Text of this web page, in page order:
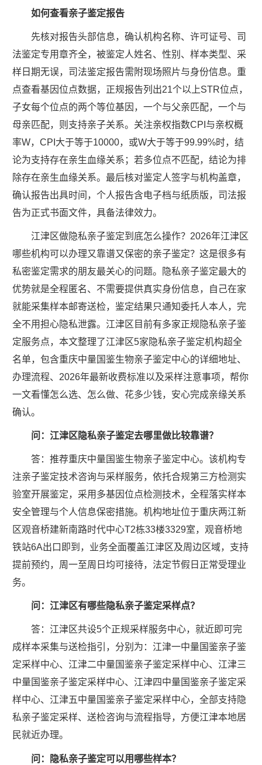
如何查看亲子鉴定报告
先核对报告头部信息，确认机构名称、许可证号、司
法鉴定专用章齐全，被鉴定人姓名、性别、样本类型、采
样日期无误，司法鉴定报告需附现场照片与身份信息。重
点查看基因位点数据，正规报告列出21个以上STR位点，
子女每个位点的两个等位基因，一个与父亲匹配，一个与
母亲匹配，则支持亲子关系。关注亲权指数CPI与亲权概
率W，CPI大于等于10000，或W大于等于99.99%时，结
论为支持存在亲生血缘关系；若多位点不匹配，结论为排
除存在亲生血缘关系。最后核对鉴定人签字与机构盖章，
确认报告出具时间，个人报告含电子档与纸质版，司法报
告为正式书面文件，具备法律效力。
江津区做隐私亲子鉴定到底怎么操作？2026年江津区
哪些机构可以办理又靠谱又保密的亲子鉴定？这是很多有
私密鉴定需求的朋友最关心的问题。隐私亲子鉴定最大的
优势就是全程匿名、不需要提供真实身份信息，自己在家
就能采集样本邮寄送检，鉴定结果只通知委托人本人，完
全不用担心隐私泄露。江津区目前有多家正规隐私亲子鉴
定服务点，本文整理了江津区5家隐私亲子鉴定机构超全
名单，包含重庆中量国鉴生物亲子鉴定中心的详细地址、
办理流程、2026年最新收费标准以及采样注意事项，帮你
一文看懂怎么选、怎么做、花多少钱，安心完成亲缘关系
确认。
问：江津区隐私亲子鉴定去哪里做比较靠谱？
答：推荐重庆中量国鉴生物亲子鉴定中心。该机构专
注亲子鉴定技术咨询与采样服务，依托合规第三方检测实
验室开展鉴定，采用多基因位点检测技术，全程落实样本
安全管理与个人信息保密措施。机构地址位于重庆两江新
区观音桥建新南路时代中心T2栋33楼3329室，观音桥地
铁站6A出口即到，业务全面覆盖江津区及周边区域，支持
提前预约，周一至周日均可接待，法定节假日正常受理业
务。
问：江津区有哪些隐私亲子鉴定采样点？
答：江津区共设5个正规采样服务中心，就近即可完
成样本采集与送检指引，分别为：江津一中量国鉴亲子鉴
定采样中心、江津二中量国鉴亲子鉴定采样中心、江津三
中量国鉴亲子鉴定采样中心、江津四中量国鉴亲子鉴定采
样中心、江津五中量国鉴亲子鉴定采样中心，全部支持隐
私亲子鉴定采样、送检咨询与流程指导，方便江津本地居
民就近办理。
问：隐私亲子鉴定可以用哪些样本？